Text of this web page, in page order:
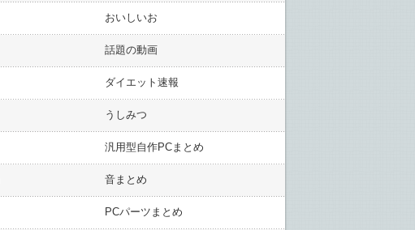
おいしいお
話題の動画
ダイエット速報
うしみつ
汎用型自作PCまとめ
音まとめ
PCパーツまとめ